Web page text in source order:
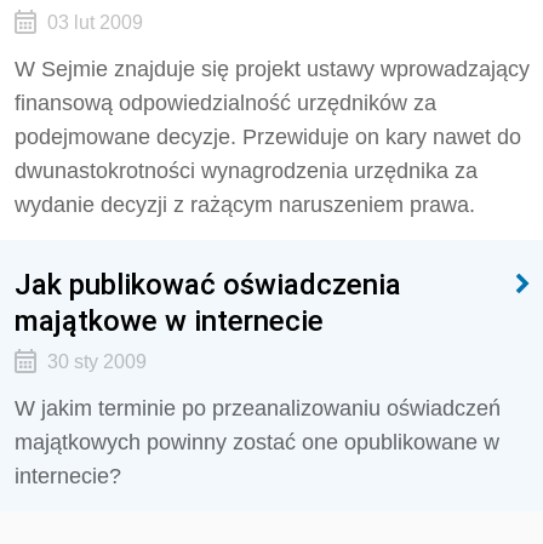
03 lut 2009
W Sejmie znajduje się projekt ustawy wprowadzający
finansową odpowiedzialność urzędników za
podejmowane decyzje. Przewiduje on kary nawet do
dwunastokrotności wynagrodzenia urzędnika za
wydanie decyzji z rażącym naruszeniem prawa.
Jak publikować oświadczenia
majątkowe w internecie
30 sty 2009
W jakim terminie po przeanalizowaniu oświadczeń
majątkowych powinny zostać one opublikowane w
internecie?